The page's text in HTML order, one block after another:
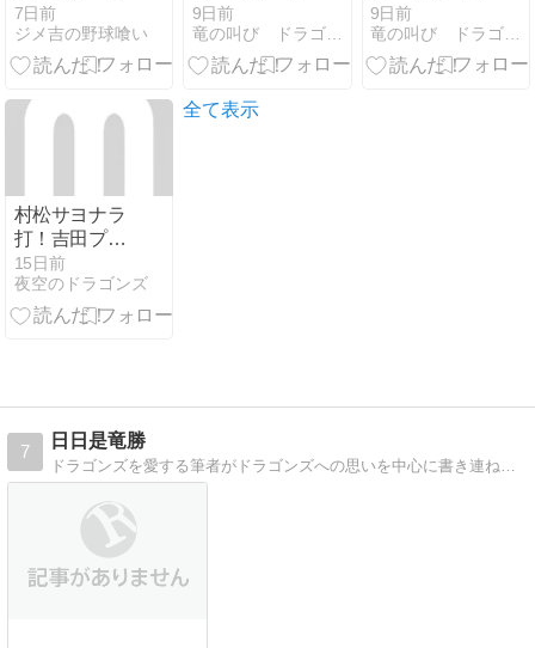
候補ランキン
グ
7日前
ジメ吉の野球喰い
ロフィールま
とめ【2026年
最新】中日ド
9日前
竜の叫び ドラゴンズ魂、ここにあり！
ロフィールま
とめ【2026年
最新】中日ド
9日前
竜の叫び ドラゴンズ魂、ここにあり！
村松サヨナラ
打！吉田プロ
初勝利！
15日前
夜空のドラゴンズ
全て表示
7
日日是竜勝
ドラゴンズを愛する筆者がドラゴンズへの思いを中心に書き連ねるブログ